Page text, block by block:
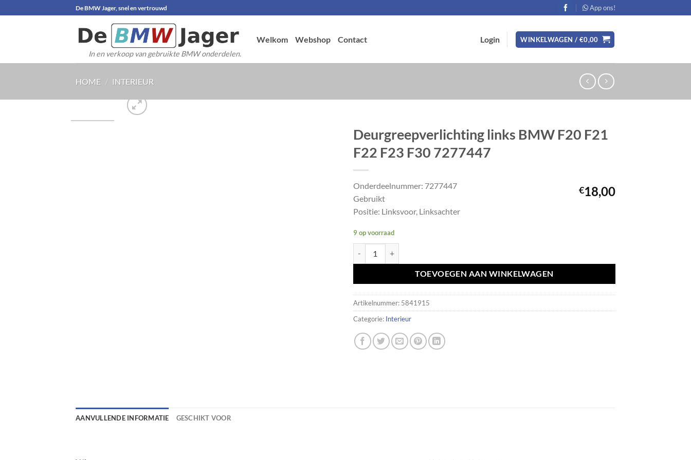
naar
De BMW Jager, snel en vertrouwd App ons!
In en verkoop van gebruikte BMW onderdelen.
Welkom Webshop Contact Login WINKELWAGEN / €0,00
HOME / INTERIEUR
Deurgreepverlichting links BMW F20 F21
F22 F23 F30 7277447
€18,00
Onderdeelnummer: 7277447
Gebruikt
Positie: Linksvoor, Linksachter
9 op voorraad
TOEVOEGEN AAN WINKELWAGEN
Artikelnummer: 5841915
Categorie: Interieur
AANVULLENDE INFORMATIE GESCHIKT VOOR